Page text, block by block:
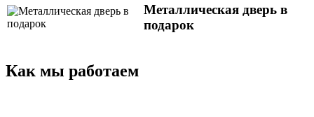
Металлическая дверь в
подарок
Как мы работаем